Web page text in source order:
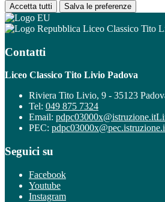
Accetta tutti Salva le preferenze
Liceo Classico Tito
Contatti
Liceo Classico Tito Livio Padova
Riviera Tito Livio, 9 - 35123
Tel: 049 875 7324
Email: pdpc03000x@istruzione.it
PEC:
Seguici su
Facebook
Youtube
Instagram